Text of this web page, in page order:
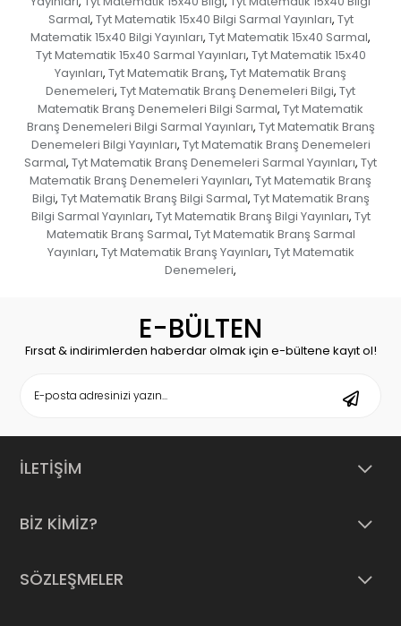
Sarmal, Tyt Matematik 15x40 Bilgi Sarmal Yayınları, Tyt
Matematik 15x40 Bilgi Yayınları, Tyt Matematik 15x40 Sarmal,
Tyt Matematik 15x40 Sarmal Yayınları, Tyt Matematik 15x40
Yayınları, Tyt Matematik Branş, Tyt Matematik Branş
Denemeleri, Tyt Matematik Branş Denemeleri Bilgi, Tyt
Matematik Branş Denemeleri Bilgi Sarmal, Tyt Matematik
Branş Denemeleri Bilgi Sarmal Yayınları, Tyt Matematik Branş
Denemeleri Bilgi Yayınları, Tyt Matematik Branş Denemeleri
Sarmal, Tyt Matematik Branş Denemeleri Sarmal Yayınları, Tyt
Matematik Branş Denemeleri Yayınları, Tyt Matematik Branş
Bilgi, Tyt Matematik Branş Bilgi Sarmal, Tyt Matematik Branş
Bilgi Sarmal Yayınları, Tyt Matematik Branş Bilgi Yayınları, Tyt
Matematik Branş Sarmal, Tyt Matematik Branş Sarmal
Yayınları, Tyt Matematik Branş Yayınları, Tyt Matematik
Denemeleri,
E-BÜLTEN
Fırsat & indirimlerden haberdar olmak için e-bültene kayıt ol!
İLETİŞİM
BİZ KİMİZ?
SÖZLEŞMELER